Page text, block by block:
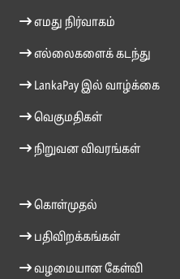
எமது நிர்வாகம்
எல்லைகளைக் கடந்து
LankaPay இல் வாழ்க்கை
வெகுமதிகள்
நிறுவன விவரங்கள்
கொள்முதல்
பதிவிறக்கங்கள்
வழமையான கேள்வி